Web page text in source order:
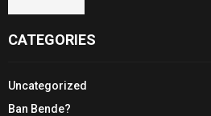
CATEGORIES
Uncategorized
Ban Bende?